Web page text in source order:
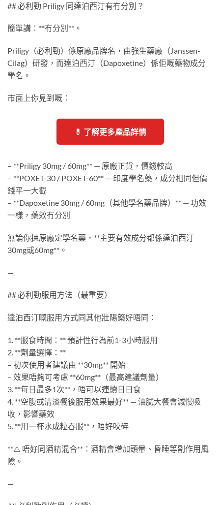
## 必利勁 Priligy 同達泊西汀有冇分別？
簡單講：**冇分別**。
Priligy（必利勁）係原廠品牌名，由強生藥廠（Janssen-
Cilag）研發，而達泊西汀（Dapoxetine）係佢嘅藥物成分
學名。
市面上你見到嘅：
💊 了解更多產品詳情
– **Priligy 30mg / 60mg** — 原廠正貨，價錢較高
– **POXET-30 / POXET-60** — 印度學名藥，成分相同但價
錢平一大截
– **Dapoxetine 30mg / 60mg（其他學名藥品牌）** — 功效
一樣，藥效冇分別
無論你揀原廠定學名藥，**主要有效成分都係達泊西汀
30mg或60mg**。
—
## 必利勁服用方法（最重要）
達泊西汀嘅服用方式同其他壯陽藥好唔同：
1. **服食時間：** 預計性行為前1-3小時服用
2. **劑量選擇：**
– 初次使用者建議由 **30mg** 開始
– 效果唔夠可考慮 **60mg**（最高建議劑量）
3. **每日最多1次**，唔可以連續日日食
4. **空腹或清淡餐後服用效果最好** — 油膩大餐會減慢吸
收，影響藥效
5. **用一杯水成粒吞服**，唔好咬碎
**⚠️ 唔好同酒精混合**：酒精會增加頭暈、昏睡等副作用風
險。
—